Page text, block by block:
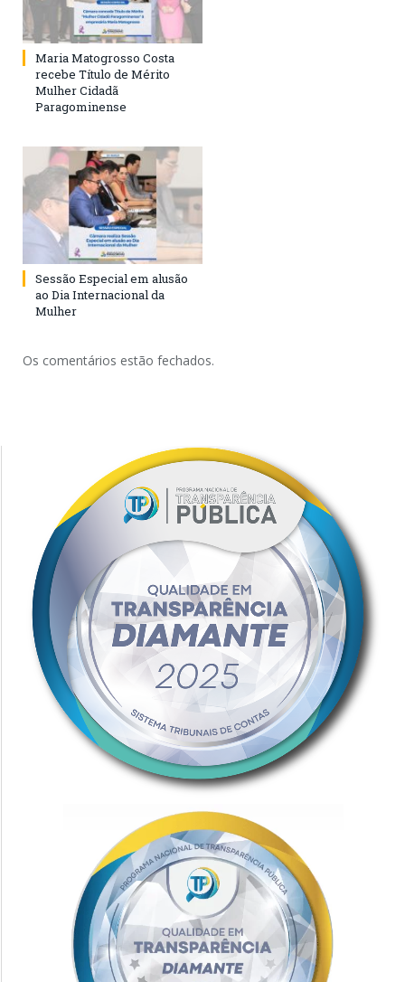
Maria Matogrosso Costa
recebe Título de Mérito
Mulher Cidadã
Paragominense
Sessão Especial em alusão
ao Dia Internacional da
Mulher
Os comentários estão fechados.